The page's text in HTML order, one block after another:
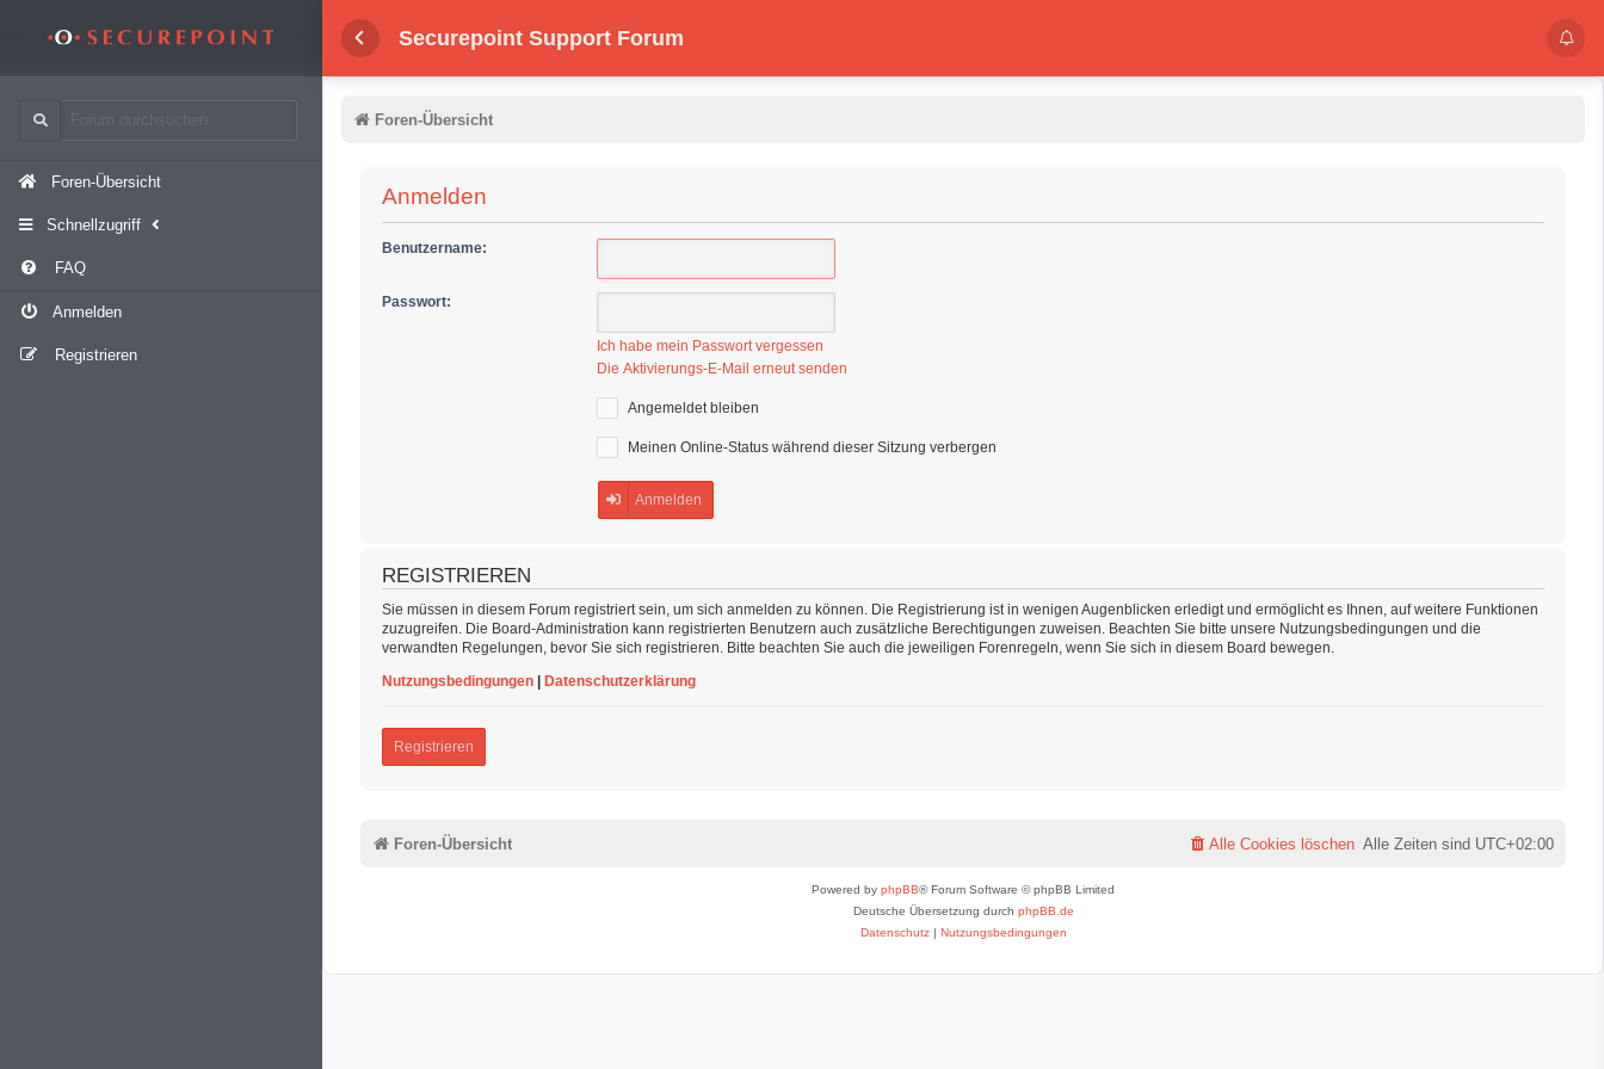
Securepoint Support Forum
Foren-Übersicht
Schnellzugriff
FAQ
Anmelden
Registrieren
Foren-Übersicht
Anmelden
Benutzername:
Passwort:
Ich habe mein Passwort vergessen
Die Aktivierungs-E-Mail erneut senden
Angemeldet bleiben
Meinen Online-Status während dieser Sitzung verbergen
Anmelden
REGISTRIEREN
Sie müssen in diesem Forum registriert sein, um sich anmelden zu können. Die Registrierung ist in wenigen Augenblicken erledigt und ermöglicht es Ihnen, auf weitere Funktionen
zuzugreifen. Die Board-Administration kann registrierten Benutzern auch zusätzliche Berechtigungen zuweisen. Beachten Sie bitte unsere Nutzungsbedingungen und die
verwandten Regelungen, bevor Sie sich registrieren. Bitte beachten Sie auch die jeweiligen Forenregeln, wenn Sie sich in diesem Board bewegen.
Nutzungsbedingungen | Datenschutzerklärung
Registrieren
Foren-Übersicht Alle Zeiten sind UTC+02:00
Alle Cookies löschen
Powered by phpBB® Forum Software © phpBB Limited
Deutsche Übersetzung durch phpBB.de
Datenschutz| Nutzungsbedingungen